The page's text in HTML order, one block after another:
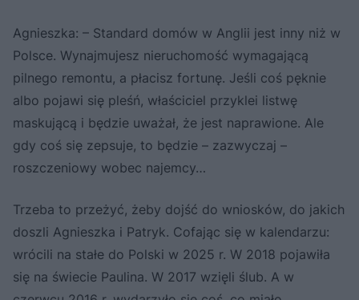
Agnieszka: – Standard domów w Anglii jest inny niż w
Polsce. Wynajmujesz nieruchomość wymagającą
pilnego remontu, a płacisz fortunę. Jeśli coś pęknie
albo pojawi się pleśń, właściciel przyklei listwę
maskującą i będzie uważał, że jest naprawione. Ale
gdy coś się zepsuje, to będzie – zazwyczaj –
roszczeniowy wobec najemcy…
Trzeba to przeżyć, żeby dojść do wniosków, do jakich
doszli Agnieszka i Patryk. Cofając się w kalendarzu:
wrócili na stałe do Polski w 2025 r. W 2018 pojawiła
się na świecie Paulina. W 2017 wzięli ślub. A w